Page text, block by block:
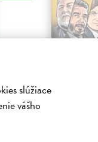
slúžiace
vášho